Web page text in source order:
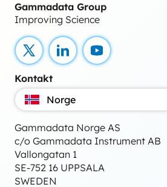
Gammadata Group
Improving Science
X LinkedInYouTube
Kontakt
Norge
Gammadata Norge AS
c/o Gammadata Instrument AB
Vallongatan 1
SE-752 16 UPPSALA
SWEDEN